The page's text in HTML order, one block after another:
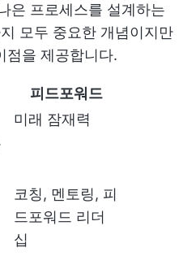
은 프로세스를 설계하는
모두 중요한 개념이지만
점을 제공합니다.
피드포워드
미래 잠재력
코칭, 멘토링, 피
드포워드 리더
십